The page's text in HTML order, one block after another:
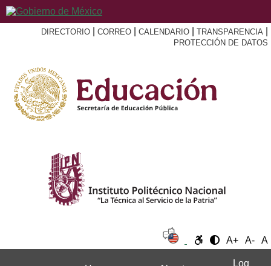
DIRECTORIO CORREO CALENDARIO TRANSPARENCIA
PROTECCIÓN DE DATOS
A+ A- A
Log